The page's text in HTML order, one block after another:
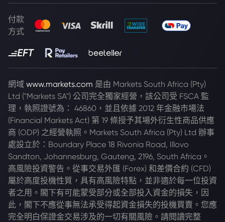
付款
方式
網域 www.markets.com 是由 Markets South Africa (Pty)
Ltd ("Markets SA") 公司完全獨家經營，該公司受 FSCA 監
理，執照證號為： 46860，並且依據 2012 年金融市場法
(Financial Markets Act) 第 19 條授予其場外衍生性商品供應
商 (ODP) 之經營執照。Markets South Africa (Pty) Ltd 辦事
處設立於：Boundary Place 18 Rivonia Road, Illovo
Sandton, Johannesburg, Gauteng, 2196, South Africa。
高風險投資警告。從事交易外匯 (Forex) 和差價合約 (CFD)
屬於高度投機性質，具有高風險特點，並非適於每一位投資
者之用。閣下有可能蒙受部分或全部投入資金的損失，因
此，閣下不應從事無法承受得起資金損失的投機買賣。您應
完全明白保證金交易涉及的一切有關風險。請閱讀完整